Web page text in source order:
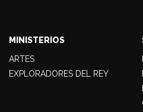
MINISTERIOS
ARTES
EXPLORADORES DEL REY